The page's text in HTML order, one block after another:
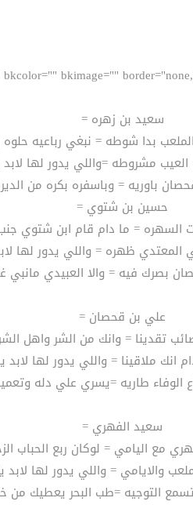
سعيد بن زهره =
بدا شوطه = نبغي رباعيه
مشروطه =واللي يدور لها لابد
باوريه = وباسفره بكره من
حسين بن شتوي =
السهره = ما دام قام ابن شتوي
المعتدي ظهره = واللي يدور لها
بصرك فيه = والا العبيدي مانبي
علي بن قحصان =
تقدينا = وانك من الشر واهل
انك ملاقينا = واللي يدور لها لابد
الوفاء طاريه =يسري علي دله
سعيد الفهري =
مع اليامي = لوكان ربع الحباب
والايامي = واللي يدور لها لابد
التوجيه =طب البحر يعطيك من